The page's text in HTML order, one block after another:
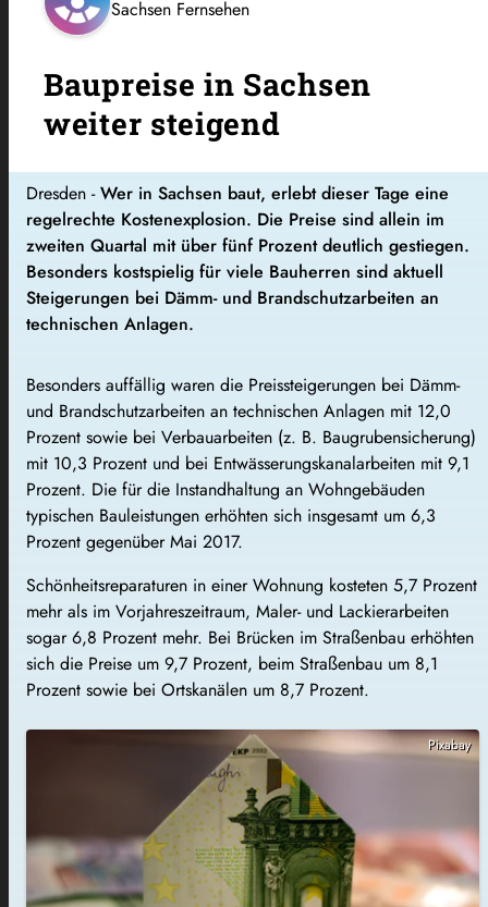
Sachsen Fernsehen
Baupreise in Sachsen
weiter steigend
Dresden -Wer in Sachsen baut, erlebt dieser Tage eine
regelrechte Kostenexplosion. Die Preise sind allein im
zweiten Quartal mit über fünf Prozent deutlich gestiegen.
Besonders kostspielig für viele Bauherren sind aktuell
Steigerungen bei Dämm- und Brandschutzarbeiten an
technischen Anlagen.
Besonders auffällig waren die Preissteigerungen bei Dämm-
und Brandschutzarbeiten an technischen Anlagen mit 12,0
Prozent sowie bei Verbauarbeiten (z. B. Baugrubensicherung)
mit 10,3 Prozent und bei Entwässerungskanalarbeiten mit 9,1
Prozent. Die für die Instandhaltung an Wohngebäuden
typischen Bauleistungen erhöhten sich insgesamt um 6,3
Prozent gegenüber Mai 2017.
Schönheitsreparaturen in einer Wohnung kosteten 5,7 Prozent
mehr als im Vorjahreszeitraum, Maler- und Lackierarbeiten
sogar 6,8 Prozent mehr. Bei Brücken im Straßenbau erhöhten
sich die Preise um 9,7 Prozent, beim Straßenbau um 8,1
Prozent sowie bei Ortskanälen um 8,7 Prozent.
Pixabay